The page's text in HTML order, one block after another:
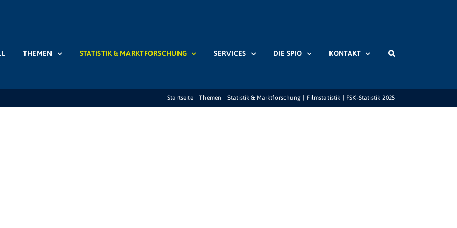
THEMEN STATISTIK & MARKTFORSCHUNG SERVICES DIE SPIO KONTAKT
Startseite Themen Statistik & Marktforschung Filmstatistik FSK-Statistik 2025